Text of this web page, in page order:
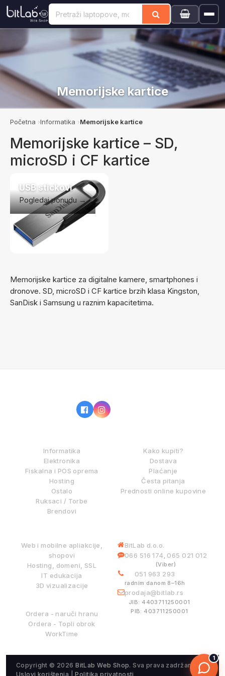
Memorijske kartice
Početna Informatika Memorijske kartice
Memorijske kartice – SD,
microSD i CF kartice
USB stickovi
Pogledaj ponudu →
Memorijske kartice za digitalne kamere, smartphones i
dronove. SD, microSD i CF kartice brzih klasa Kingston,
SanDisk i Samsung u raznim kapacitetima.
Informatika
Elektronika
Fiskalna i POS oprema
Hosting
Ostalo
Ruksaci / Torbe
Brendovi
Kako kupiti?
Dostava
Plaćanje
Česta pitanja
Prednosti online kupovine
Web i mobilne apliakcije,
shopovi
Hosting, domeni, SSL
IT edukacija
3D vizualizacije
Ordera - naruči hranu
Ordera - Topli obrok
WorkTime
BitLab d.o.o.
066 516 174, 065 021 012
(Viber)
051 963 293
radnim danom 8–16h
prodaja@bitlab.rs
JIB: 4403711250001
PIB: 403711250001
Copyright © 2026BitLab Web Shop. Sva prava zadržana.
Uslovi korištenja |Politika privatnosti
1